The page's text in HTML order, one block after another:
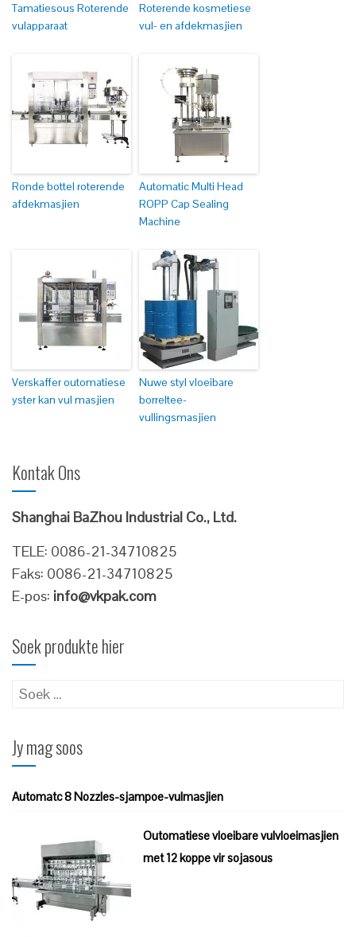
Tamatiesous Roterende
vulapparaat
Roterende kosmetiese
vul- en afdekmasjien
Ronde bottel roterende
afdekmasjien
Automatic Multi Head
ROPP Cap Sealing
Machine
Verskaffer outomatiese
yster kan vul masjien
Nuwe styl vloeibare
borreltee-
vullingsmasjien
Kontak Ons
Shanghai BaZhou Industrial Co., Ltd.
TELE: 0086-21-34710825
Faks: 0086-21-34710825
E-pos: info@vkpak.com
Soek produkte hier
Soek
Jy mag soos
Automatc 8 Nozzles-sjampoe-vulmasjien
Outomatiese vloeibare vulvloeimasjien
met 12 koppe vir sojasous